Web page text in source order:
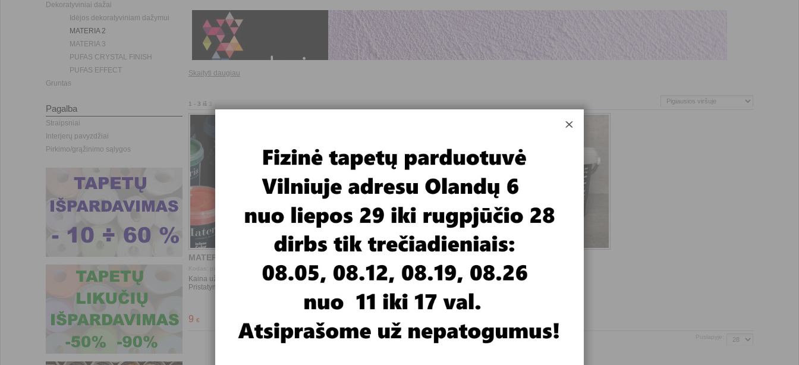
Dekoratyviniai dažai
Idėjos dekoratyviniam dažymui
MATERIA 2
MATERIA 3
PUFAS CRYSTAL FINISH
PUFAS EFFECT
Gruntas
Pagalba
Straipsniai
Interjerų pavyzdžiai
Pirkimo/grąžinimo sąlygos
MATERIA 2 yra italų gamybos dekoratyviniai faktūriniai dažai vandens pagrindu , turi nedidelį metallic blizgesį, su velvetiniu efektu. Dažuose esančios specialios dalelės
kuria nuo šviesos ir jos kritimo kampo įvairiais tonais persiliejantį švelnų prisiliesti paviršių.
Dažai savarankiškai tonuojami pagal originalią Intone spalvų paletę. Pigmentai kainuoja papildomai.
Skaityti daugiau
1 - 3 iš 3
Puslapyje: